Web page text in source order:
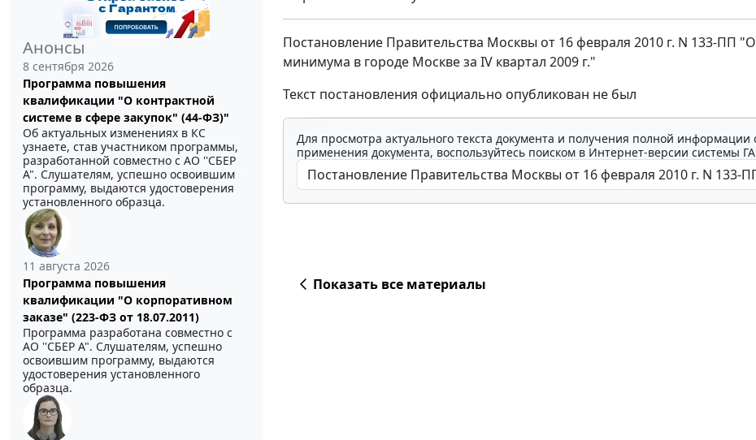
Анонсы
8 сентября 2026
Программа повышения
квалификации "О контрактной
системе в сфере закупок" (44-ФЗ)"
Об актуальных изменениях в КС
узнаете, став участником программы,
разработанной совместно с АО ''СБЕР
А". Слушателям, успешно освоившим
программу, выдаются удостоверения
установленного образца.
11 августа 2026
Программа повышения
квалификации "О корпоративном
заказе" (223-ФЗ от 18.07.2011)
Программа разработана совместно с
АО ''СБЕР А". Слушателям, успешно
освоившим программу, выдаются
удостоверения установленного
образца.
Постановление Правительства Москвы от 16 февраля 2010 г. N 133-ПП
минимума в городе Москве за IV квартал 2009 г."
Текст постановления официально опубликован не был
Для просмотра актуального текста документа и получения полной
применения документа, воспользуйтесь поиском в Интернет-версии системы
Показать все материалы